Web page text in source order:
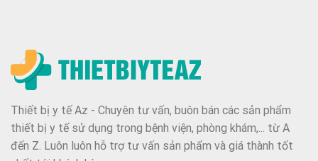
Thiết bị y tế Az - Chuyên tư vấn, buôn bán các sản phẩm
thiết bị y tế sử dụng trong bệnh viện, phòng khám,... từ A
đến Z. Luôn luôn hỗ trợ tư vấn sản phẩm và giá thành tốt